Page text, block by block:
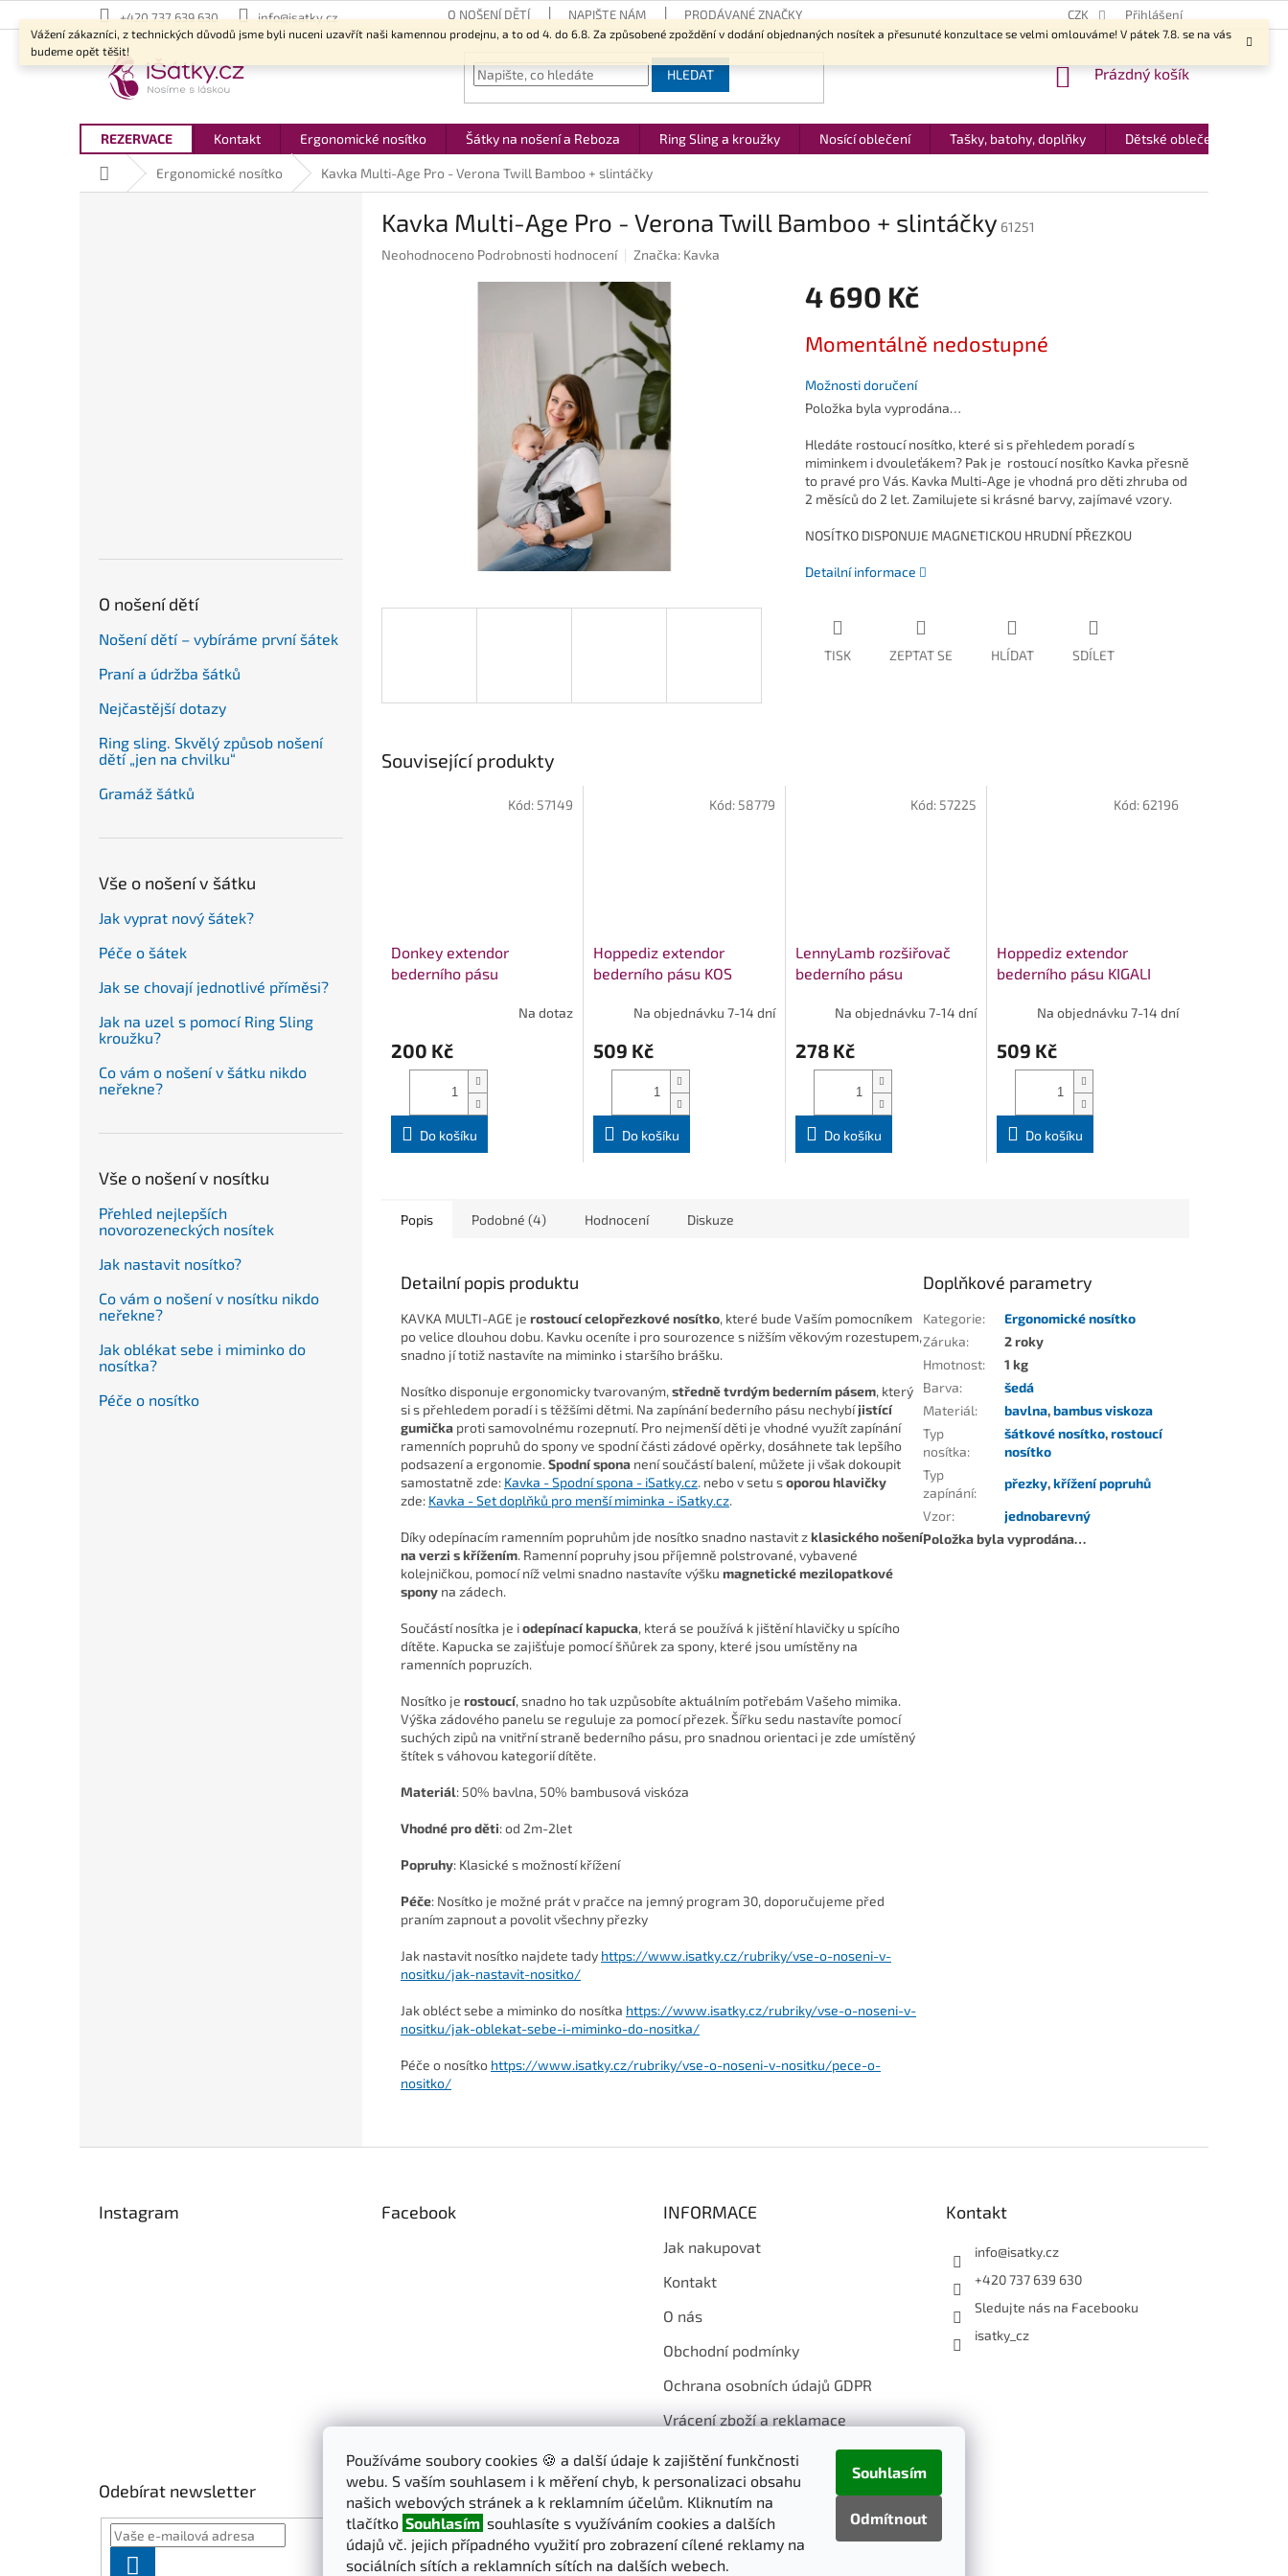
Používáme soubory cookies 🍪 a další údaje k zajištění funkčnosti
webu. S vaším souhlasem i k měření chyb, k personalizaci obsahu
našich webových stránek a k reklamním účelům. Kliknutím na
tlačítko Souhlasím souhlasíte s využíváním cookies a dalších
údajů vč. jejich případného využití pro zobrazení cílené reklamy na
sociálních sítích a reklamních sítích na dalších webech.
Odmítnout
Souhlasím
na
obsah
Vážení zákazníci, z technických důvodů jsme byli nuceni uzavřít naši kamennou prodejnu, a to od 4. do 6.8. Za způsobené zpoždění v dodání objednaných nosítek a přesunuté konzultace se velmi omlouváme! V pátek 7.8. se na vás
budeme opět těšit!
+420 737 639 630 info@isatky.cz O NOŠENÍ DĚTÍ NAPIŠTE NÁM PRODÁVANÉ ZNAČKY CZK Přihlášení
HLEDAT
NÁKUPNÍ
Prázdný košík
REZERVACE Kontakt Ergonomické nosítko Šátky na nošení a Reboza Ring Sling a kroužky Nosící oblečení Tašky, batohy, doplňky Dětské oblečení
Domů Ergonomické nosítko Kavka Multi-Age Pro - Verona Twill Bamboo + slintáčky
O nošení dětí
Nošení dětí – vybíráme první šátek
Praní a údržba šátků
Nejčastější dotazy
Ring sling. Skvělý způsob nošení
dětí „jen na chvilku“
Gramáž šátků
Vše o nošení v šátku
Jak vyprat nový šátek?
Péče o šátek
Jak se chovají jednotlivé příměsi?
Jak na uzel s pomocí Ring Sling
kroužku?
Co vám o nošení v šátku nikdo
neřekne?
Vše o nošení v nosítku
Přehled nejlepších
novorozeneckých nosítek
Jak nastavit nosítko?
Co vám o nošení v nosítku nikdo
neřekne?
Jak oblékat sebe i miminko do
nosítka?
Péče o nosítko
Kavka Multi-Age Pro - Verona Twill Bamboo + slintáčky 61251
Průměrné
Neohodnoceno Podrobnosti hodnocení Značka: Kavka
4 690 Kč
cena:
Momentálně nedostupné
Možnosti doručení
Položka byla vyprodána…
Hledáte rostoucí nosítko, které si s přehledem poradí s
miminkem i dvouleťákem? Pak je rostoucí nosítko Kavka přesně
to pravé pro Vás. Kavka Multi-Age je vhodná pro děti zhruba od
2 měsíců do 2 let. Zamilujete si krásné barvy, zajímavé vzory.
NOSÍTKO DISPONUJE MAGNETICKOU HRUDNÍ PŘEZKOU
Detailní informace
TISK ZEPTAT SE HLÍDAT SDÍLET
Související produkty
Donkey extendor
bederního pásu
Na dotaz
200 Kč
Do košíku
Kód: 57149
Hoppediz extendor
bederního pásu KOS
Na objednávku 7-14 dní
509 Kč
Do košíku
Kód: 58779
LennyLamb rozšiřovač
bederního pásu
Na objednávku 7-14 dní
278 Kč
Do košíku
Kód: 57225
Hoppediz extendor
bederního pásu KIGALI
Na objednávku 7-14 dní
509 Kč
Do košíku
Kód: 62196
Popis Podobné (4) Hodnocení Diskuze
Detailní popis produktu
KAVKA MULTI-AGE je rostoucí celopřezkové nosítko, které bude Vaším pomocníkem
po velice dlouhou dobu. Kavku oceníte i pro sourozence s nižším věkovým rozestupem,
snadno jí totiž nastavíte na miminko i staršího brášku.
Nosítko disponuje ergonomicky tvarovaným, středně tvrdým bederním pásem, který
si s přehledem poradí i s těžšími dětmi. Na zapínání bederního pásu nechybíjistící
gumička proti samovolnému rozepnutí. Pro nejmenší děti je vhodné využít zapínání
ramenních popruhů do spony ve spodní části zádové opěrky, dosáhnete tak lepšího
podsazení a ergonomie. Spodní spona není součástí balení, můžete ji však dokoupit
samostatně zde: Kavka - Spodní spona - iSatky.cz. nebo v setu soporou hlavičky
zde: Kavka - Set doplňků pro menší miminka - iSatky.cz.
Díky odepínacím ramenním popruhům jde nosítko snadno nastavit zklasického nošení
na verzi s křížením. Ramenní popruhy jsou příjemně polstrované, vybavené
kolejničkou, pomocí níž velmi snadno nastavíte výšku magnetické mezilopatkové
spony na zádech.
Součástí nosítka je iodepínací kapucka, která se používá k jištění hlavičky u spícího
dítěte. Kapucka se zajišťuje pomocí šňůrek za spony, které jsou umístěny na
ramenních popruzích.
Nosítko je rostoucí, snadno ho tak uzpůsobíte aktuálním potřebám Vašeho mimika.
Výška zádového panelu se reguluje za pomocí přezek. Šířku sedu nastavíte pomocí
suchých zipů na vnitřní straně bederního pásu, pro snadnou orientaci je zde umístěný
štítek s váhovou kategorií dítěte.
Materiál: 50% bavlna, 50% bambusová viskóza
Vhodnépro děti: od 2m-2let
Popruhy: Klasické s možností křížení
Péče: Nosítko je možné prát v pračce na jemný program 30, doporučujeme před
praním zapnout a povolit všechny přezky
Jak nastavit nosítko najdete tady https://www.isatky.cz/rubriky/vse-o-noseni-v-
nositku/jak-nastavit-nositko/
Jak obléct sebe a miminko do nosítka https://www.isatky.cz/rubriky/vse-o-noseni-v-
nositku/jak-oblekat-sebe-i-miminko-do-nositka/
Péče o nosítko https://www.isatky.cz/rubriky/vse-o-noseni-v-nositku/pece-o-
nositko/
Doplňkové parametry
Kategorie:
Ergonomické nosítko
Záruka:
2 roky
Hmotnost:
1 kg
Barva:
šedá
Materiál: bavlna,bambus viskoza
Typ
nosítka:
šátkové nosítko,rostoucí
nosítko
Typ
zapínání:
přezky,křížení popruhů
Vzor:
jednobarevný
Položka byla vyprodána…
Instagram Facebook INFORMACE
Jak nakupovat
Kontakt
O nás
Obchodní podmínky
Ochrana osobních údajů GDPR
Vrácení zboží a reklamace
Kontakt
info@isatky.cz
+420 737 639 630
Sledujte nás na Facebooku
isatky_cz
Odebírat newsletter